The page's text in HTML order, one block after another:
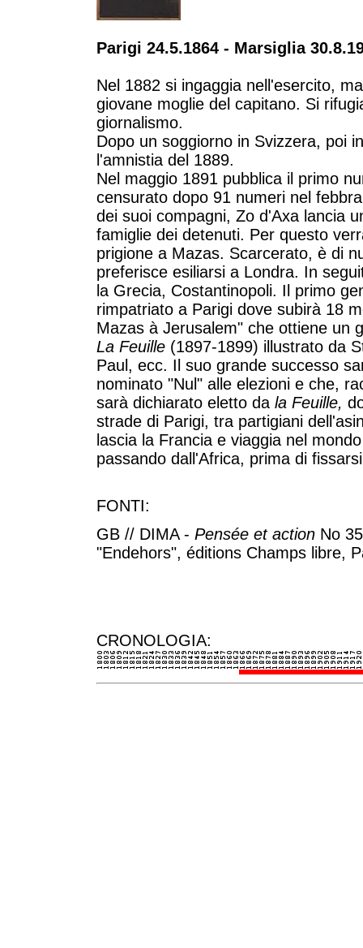
Parigi 24.5.1864 - Marsiglia
Nel 1882 si ingaggia nell'esercito,
giovane moglie del capitano. Si
giornalismo.
Dopo un soggiorno in Svizzera, poi
l'amnistia del 1889.
Nel maggio 1891 pubblica il primo
censurato dopo 91 numeri nel
dei suoi compagni, Zo d'Axa lancia
famiglie dei detenuti. Per questo
prigione a Mazas. Scarcerato, è di
preferisce esiliarsi a Londra. In
la Grecia, Costantinopoli. Il primo
rimpatriato a Parigi dove subirà 18
Mazas à Jerusalem" che ottiene un
La Feuille (1897-1899) illustrato da
Paul, ecc. Il suo grande successo
nominato "Nul" alle elezioni e che,
sarà dichiarato eletto da la Feuille,
strade di Parigi, tra partigiani
lascia la Francia e viaggia nel
passando dall'Africa, prima di
FONTI:
GB // DIMA - Pensée et action No
"Endehors", éditions Champs libre,
CRONOLOGIA: